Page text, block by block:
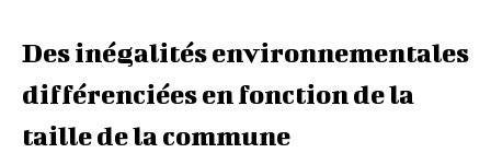
Des inégalités environnementales
différenciées en fonction de la
taille de la commune